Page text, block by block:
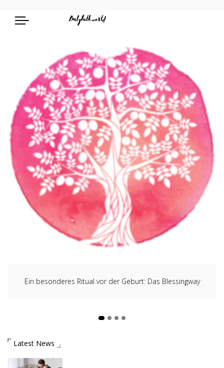
Ein besonderes Ritual vor der Geburt: Das Blessingway
Latest News